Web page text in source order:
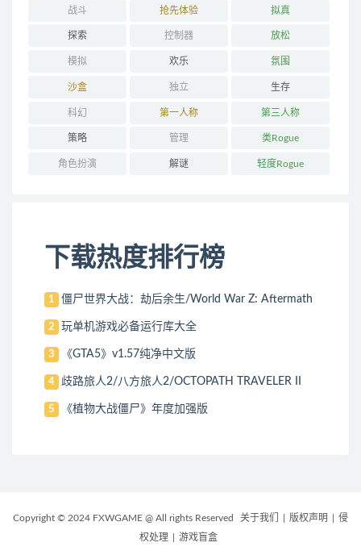
战斗 抢先体验 拟真
探索 控制器 放松
模拟 欢乐 氛围
沙盒 独立 生存
科幻 第一人称 第三人称
策略 管理 类Rogue
角色扮演 解谜 轻度Rogue
下载热度排行榜
1 僵尸世界大战：劫后余生/World War Z: Aftermath
2 玩单机游戏必备运行库大全
3 《GTA5》v1.57纯净中文版
4 歧路旅人2/八方旅人2/OCTOPATH TRAVELER II
5 《植物大战僵尸》年度加强版
Copyright © 2024 FXWGAME @ All rights Reserved 关于我们 版权声明
侵
权处理
游戏盲盒